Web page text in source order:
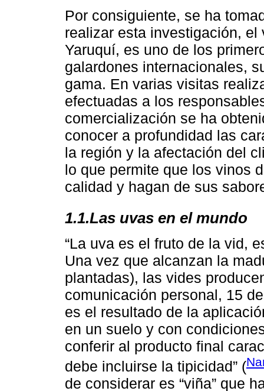
Por consiguiente, se ha
realizar esta investigación,
Yaruquí, es uno de los
galardones internacionales,
gama. En varias visitas
efectuadas a los
comercialización se ha
conocer a profundidad las
la región y la afectación del
lo que permite que los vinos
calidad y hagan de sus
1.1.Las uvas en el mundo
“La uva es el fruto de la vid,
Una vez que alcanzan la
plantadas), las vides
comunicación personal, 15
es el resultado de la
en un suelo y con
conferir al producto final
debe incluirse la tipicidad” (
de considerar es “viña” que